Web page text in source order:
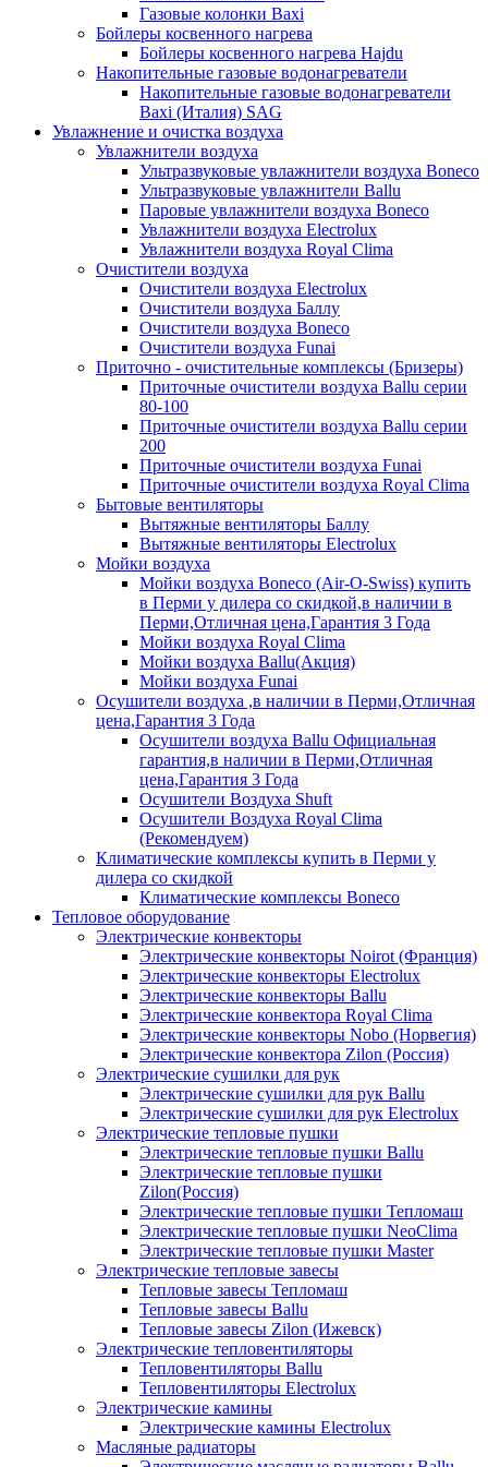
Газовые колонки Baxi
Бойлеры косвенного нагрева
Бойлеры косвенного нагрева Hajdu
Накопительные газовые водонагреватели
Накопительные газовые водонагреватели
Baxi (Италия) SAG
Увлажнение и очистка воздуха
Увлажнители воздуха
Ультразвуковые увлажнители воздуха Boneco
Ультразвуковые увлажнители Ballu
Паровые увлажнители воздуха Boneco
Увлажнители воздуха Electrolux
Увлажнители воздуха Royal Clima
Очистители воздуха
Очистители воздуха Electrolux
Очистители воздуха Баллу
Очистители воздуха Boneco
Очистители воздуха Funai
Приточно - очистительные комплексы (Бризеры)
Приточные очистители воздуха Ballu серии
80-100
Приточные очистители воздуха Ballu серии
200
Приточные очистители воздуха Funai
Приточные очистители воздуха Royal Clima
Бытовые вентиляторы
Вытяжные вентиляторы Баллу
Вытяжные вентиляторы Electrolux
Мойки воздуха
Мойки воздуха Boneco (Air-O-Swiss) купить
в Перми у дилера со скидкой,в наличии в
Перми,Отличная цена,Гарантия 3 Года
Мойки воздуха Royal Clima
Мойки воздуха Ballu(Акция)
Мойки воздуха Funai
Осушители воздуха ,в наличии в Перми,Отличная
цена,Гарантия 3 Года
Осушители воздуха Ballu Официальная
гарантия,в наличии в Перми,Отличная
цена,Гарантия 3 Года
Осушители Воздуха Shuft
Осушители Воздуха Royal Clima
(Рекомендуем)
Климатические комплексы купить в Перми у
дилера со скидкой
Климатические комплексы Boneсo
Тепловое оборудование
Электрические конвекторы
Электрические конвекторы Noirot (Франция)
Электрические конвекторы Electrolux
Электрические конвекторы Ballu
Электрические конвектора Royal Clima
Электрические конвекторы Nobo (Норвегия)
Электрические конвектора Zilon (Россия)
Электрические сушилки для рук
Электрические сушилки для рук Ballu
Электрические сушилки для рук Electrolux
Электрические тепловые пушки
Электрические тепловые пушки Ballu
Электрические тепловые пушки
Zilon(Россия)
Электрические тепловые пушки Тепломаш
Электрические тепловые пушки NeoClima
Электрические тепловые пушки Master
Электрические тепловые завесы
Тепловые завесы Тепломаш
Тепловые завесы Ballu
Тепловые завесы Zilon (Ижевск)
Электрические тепловентиляторы
Тепловентиляторы Ballu
Тепловентиляторы Electrolux
Электрические камины
Электрические камины Electrolux
Масляные радиаторы